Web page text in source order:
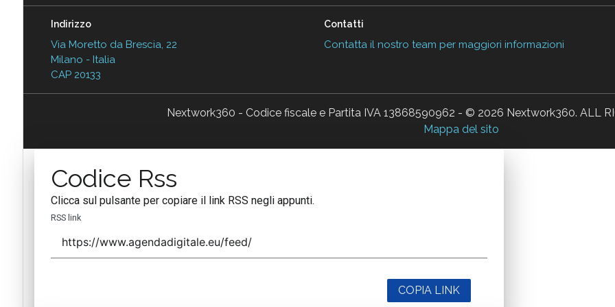
Indirizzo
Via Moretto da Brescia, 22
Milano - Italia
CAP 20133
Contatti
Contatta il nostro team per maggiori informazioni
Nextwork360 - Codice fiscale e Partita IVA 13868590962 - © 2026 Nextwork360. ALL
Mappa del sito
Codice Rss
Clicca sul pulsante per copiare il link RSS negli appunti.
RSS link
COPIA LINK